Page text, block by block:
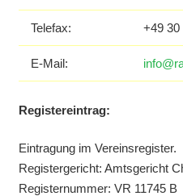
Telefax: +49 30
E‐Mail:
Registereintrag:
Eintragung im Vereinsregister.
Registergericht: Amtsgericht
Registernummer: VR 11745 B